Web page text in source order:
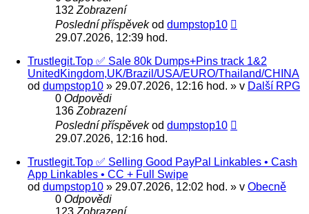
132 Zobrazení
Poslední příspěvekod dumpstop10
29.07.2026, 12:39 hod.
Trustlegit.Top ✅ Sale 80k Dumps+Pins track 1&2
UnitedKingdom,UK/Brazil/USA/EURO/Thailand/CHINA
od dumpstop10 » 29.07.2026, 12:16 hod. » v Další RPG
0 Odpovědi
136 Zobrazení
Poslední příspěvekod dumpstop10
29.07.2026, 12:16 hod.
Trustlegit.Top ✅ Selling Good PayPal Linkables • Cash
App Linkables • CC + Full Swipe
od dumpstop10 » 29.07.2026, 12:02 hod. » v Obecně
0 Odpovědi
123 Zobrazení